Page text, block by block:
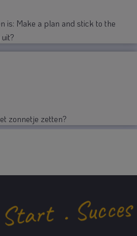
is: Make a plan and stick to the
zonnetje zetten?